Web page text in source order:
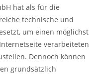
hat als für die
technische und
um einen möglichst
verarbeiteten
Dennoch können
grundsätzlich